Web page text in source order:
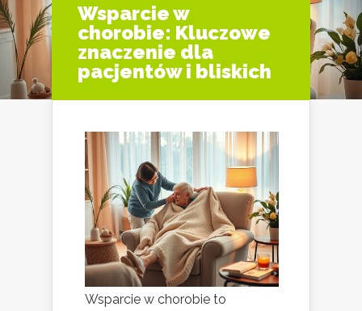
Wsparcie w
chorobie: Kluczowe
znaczenie dla
pacjentów i bliskich
Wsparcie w chorobie to